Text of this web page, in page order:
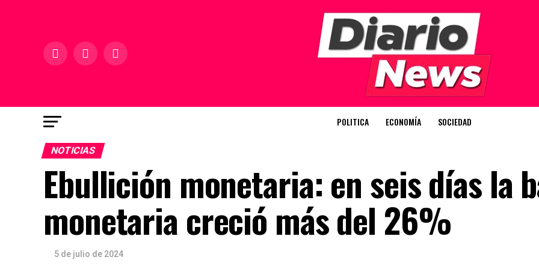
POLITICA ECONOMÍA SOCIEDAD
NOTICIAS
Ebullición monetaria: en seis días la
monetaria creció más del 26%
5 de julio de 2024